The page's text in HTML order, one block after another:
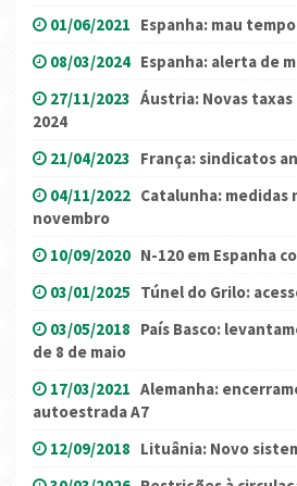
01/06/2021 Espanha: mau
08/03/2024 Espanha: alerta de
27/11/2023 Áustria: Novas
2024
21/04/2023 França: sindicatos
04/11/2022 Catalunha: medidas
novembro
10/09/2020 N-120 em Espanha
03/01/2025 Túnel do Grilo:
03/05/2018 País Basco:
de 8 de maio
17/03/2021 Alemanha:
autoestrada A7
12/09/2018 Lituânia: Novo